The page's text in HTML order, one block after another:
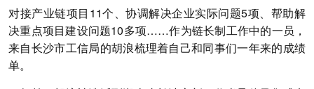
对接产业链项目11个、协调解决企业实际问题5项、帮助解
决重点项目建设问题10多项……作为链长制工作中的一员，
来自长沙市工信局的胡浪梳理着自己和同事们一年来的成绩
单。